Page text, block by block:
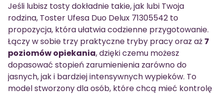
Jeśli lubisz tosty dokładnie takie, jak lubi Twoja
rodzina, Toster Ufesa Duo Delux 71305542 to
propozycja, która ułatwia codzienne przygotowanie.
Łączy w sobie trzy praktyczne tryby pracy oraz aż 7
poziomów opiekania, dzięki czemu możesz
dopasować stopień zarumienienia zarówno do
jasnych, jak i bardziej intensywnych wypieków. To
model stworzony dla osób, które chcą mieć kontrolę